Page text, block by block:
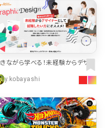
ながら学べる！未経験からデザイ
ーとして就職したい方にオススメ！
タルハリウッドSTUDIO専科グラ
y.kobayashi